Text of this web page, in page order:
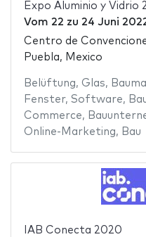
Expo Aluminio y Vidrio
Vom 22 zu 24 Juni
Centro de
Puebla, Mexico
Belüftung, Glas,
Fenster, Software,
Commerce,
Online-Marketing, Bau
IAB Conecta 2020